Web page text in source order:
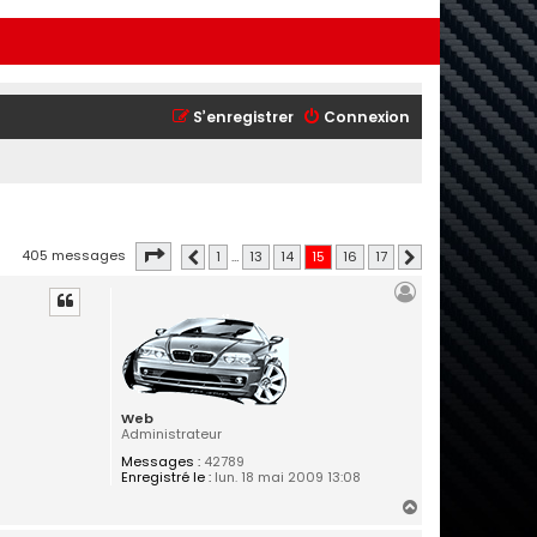
Connexion
S’enregistrer
405 messages Page 15sur 17
Précédente
1 … 13 14 15 16 17 Suivante
Web
Administrateur
Messages :42789
Enregistré le :lun. 18 mai 2009 13:08